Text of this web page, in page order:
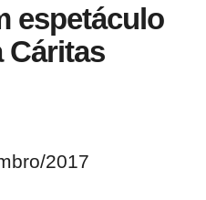
espetáculo
Cáritas
2017